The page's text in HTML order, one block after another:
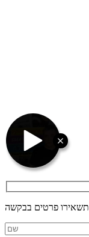
תשאירו פרטים בבקשה